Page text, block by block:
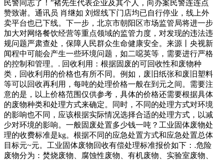
民警同志了！”褚先生代表企业及其个人，向办案民警连连点
赞致谢。通讯员 肖继如 刘煜线下门店均已自行停业，线上外
卖平台也已下线。下一步，北京市朝阳区市场监管局将进一步
加大对网络餐饮经营等重点领域的监管力度，对发现的违法违
规问题严肃查处，保障人民群众生命健康安全。来源丨央视新
闻程中可能会产生一些环境问题，如二噁英等，需要进行严格
的控制和管理。. 回收利用：根据固废的可回收性和废物种
类，回收利用的价格也有所不同。例如，废旧纸张和废旧塑料
等可以回收再利用，每吨的处理价格一般在到元之间。需要注
意的是，以上价格范围仅供参考，具体的价格还需要根据具体
的废物种类和处理方式来确定。同时，不同的处理方式对环境
的影响也不同，应该根据实际情况选择合适的处理方式，以减
少对环境的影响。一般固废处置多少钱一吨？工业固体废物处
理的收费标准是kg。根据不同的应急处置方式和应急处置总体
目标元~元。工业固体废物回收有偿处理标准报价如下：.危险
废物分为：焚烧废物、腐蚀性废物、有机废物、实验室废物、